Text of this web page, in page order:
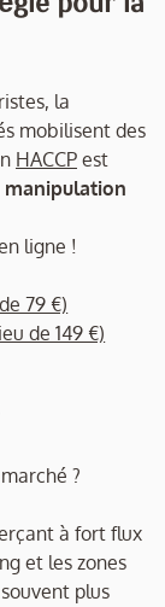
la
mobilisent des
HACCP est
ligne !
79 €)
de 149 €)
?
à fort flux
et les zones
plus